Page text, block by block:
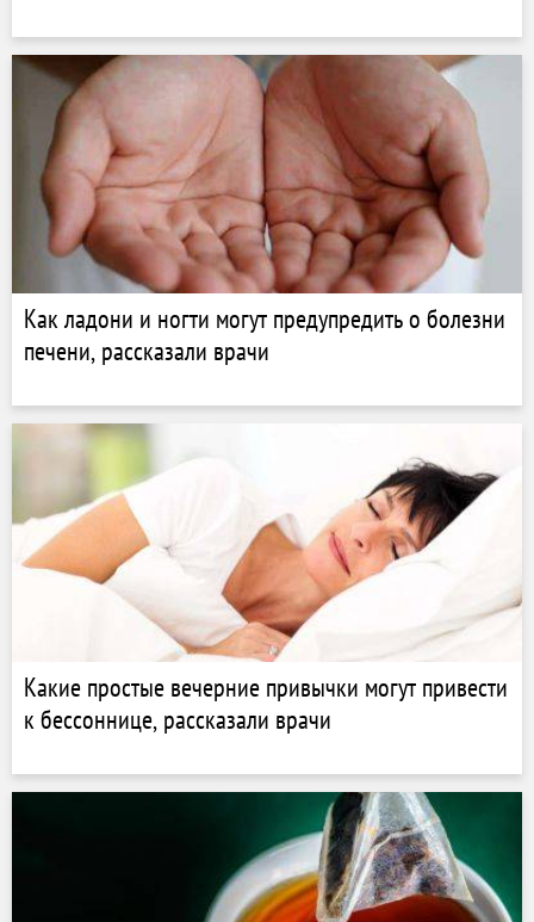
Как ладони и ногти могут предупредить о болезни
печени, рассказали врачи
Какие простые вечерние привычки могут привести
к бессоннице, рассказали врачи